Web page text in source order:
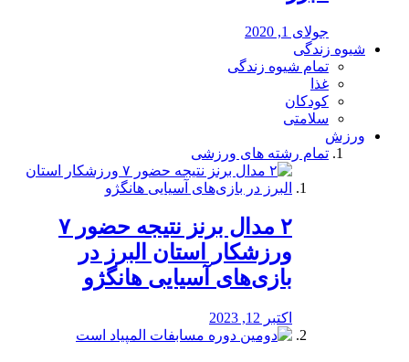
جولای 1, 2020
شیوه زندگی
تمام شیوه زندگی
غذا
کودکان
سلامتی
ورزش
تمام رشته های ورزشی
۲ مدال برنز نتیجه حضور ۷
ورزشکار استان البرز در
بازی‌های آسیایی هانگژو
اکتبر 12, 2023